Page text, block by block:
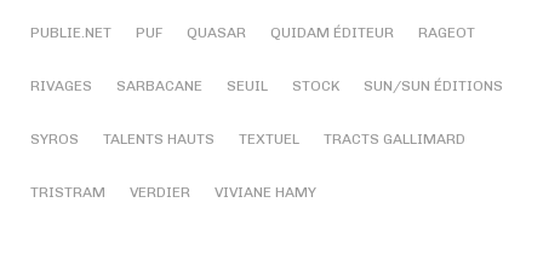
PUBLIE.NET PUF QUASAR QUIDAM ÉDITEUR RAGEOT
RIVAGES SARBACANE SEUIL STOCK SUN/SUN ÉDITIONS
SYROS TALENTS HAUTS TEXTUEL TRACTS GALLIMARD
TRISTRAM VERDIER VIVIANE HAMY